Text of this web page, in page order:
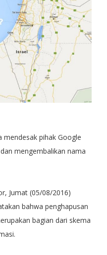
mendesak pihak Google
mengembalikan nama
Jumat (05/08/2016)
bahwa penghapusan
bagian dari skema